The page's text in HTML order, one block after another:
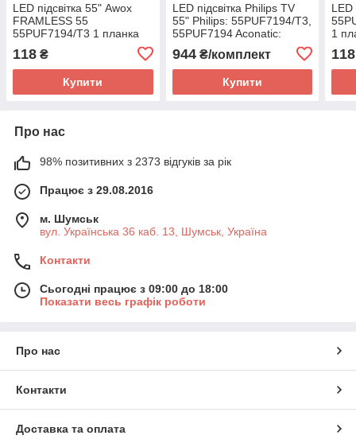
LED підсвітка 55" Awox
FRAMLESS 55
55PUF7194/T3 1 планка
118 ₴
Купити
LED підсвітка Philips TV
55" Philips: 55PUF7194/T3,
55PUF7194 Aconatic:
944₴/комплект
Купити
LED
1
118
Про нас
98% позитивних з 2373 відгуків за рік
Працює з 29.08.2016
м. Шумськ
вул. Українська 36 каб. 13, Шумськ, Україна
Контакти
Сьогодні працює з 09:00 до 18:00
Показати весь графік роботи
Про нас
Контакти
Доставка та оплата